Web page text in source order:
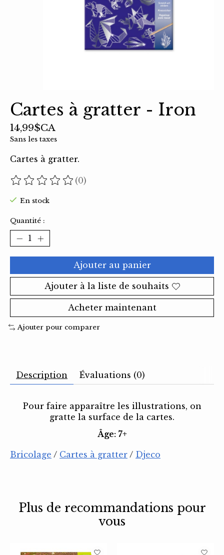
Cartes à gratter - Iron
14,99$CA
Sans les taxes
Cartes à gratter.
Ce produit est évalué à
(0)
En stock
Quantité :
Ajouter au panier
Ajouter à la liste de souhaits
Acheter maintenant
Ajouter pour comparer
Description Évaluations (0)
Pour faire apparaître les illustrations, on
gratte la surface de la cartes.
Âge: 7+
Bricolage / Cartes à gratter / Djeco
Plus de recommandations pour
vous
Articles du carrousel de produits